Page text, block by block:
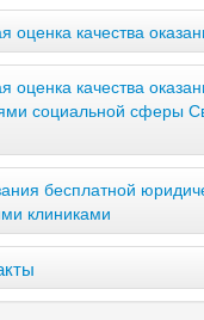
оценка качества
оценка качества
социальной сферы
бесплатной
клиниками